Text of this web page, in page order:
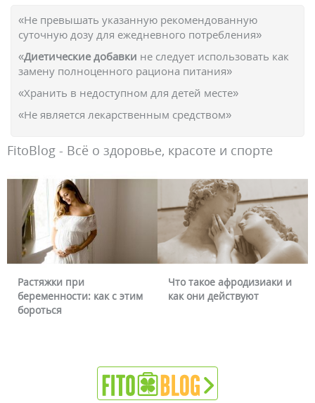
«Не превышать указанную рекомендованную
суточную дозу для ежедневного потребления»
«Диетические добавки не следует использовать как
замену полноценного рациона питания»
«Хранить в недоступном для детей месте»
«Не является лекарственным средством»
FitoBlog - Всё о здоровье, красоте и спорте
Что такое афродизиаки и
как они действуют
Почему краснеет лицо и
можно ли это убрать